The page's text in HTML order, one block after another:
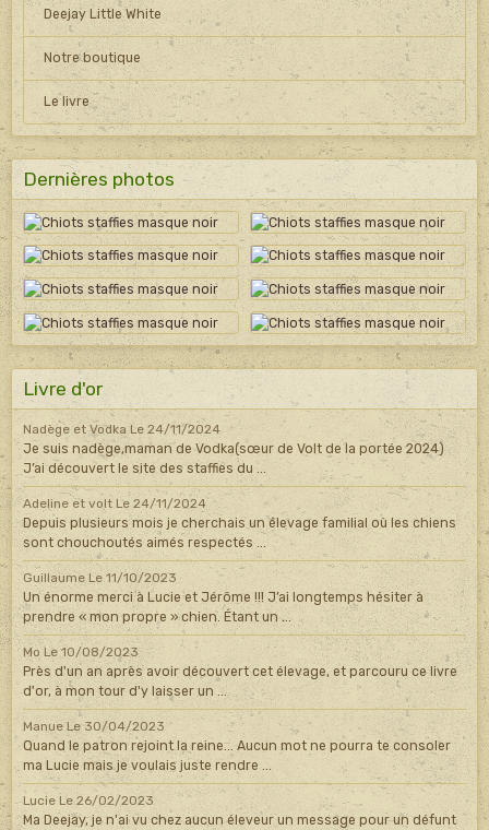
Deejay Little White
Notre boutique
Le livre
Dernières photos
Livre d'or
Nadège et Vodka Le 24/11/2024
Je suis nadège,maman de Vodka(sœur de Volt de la portée 2024)
J’ai découvert le site des staffies du ...
Adeline et volt Le 24/11/2024
Depuis plusieurs mois je cherchais un élevage familial où les chiens
sont chouchoutés aimés respectés ...
Guillaume Le 11/10/2023
Un énorme merci à Lucie et Jérôme !!! J’ai longtemps hésiter à
prendre « mon propre » chien. Étant un ...
Mo Le 10/08/2023
Près d'un an après avoir découvert cet élevage, et parcouru ce livre
d'or, à mon tour d'y laisser un ...
Manue Le 30/04/2023
Quand le patron rejoint la reine... Aucun mot ne pourra te consoler
ma Lucie mais je voulais juste rendre ...
Lucie Le 26/02/2023
Ma Deejay, je n'ai vu chez aucun éleveur un message pour un défunt